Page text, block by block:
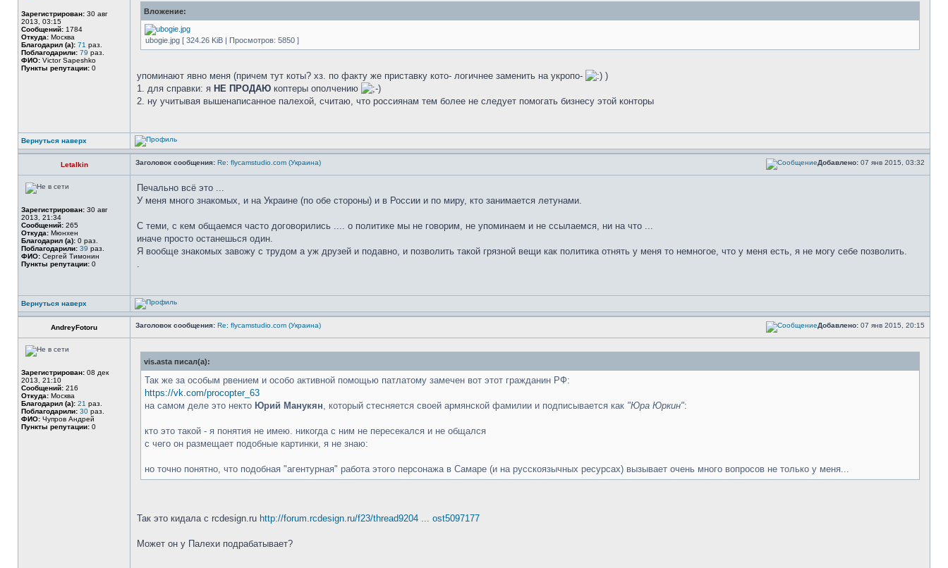
Зарегистрирован: 30 авг
2013, 03:15
Сообщений: 1784
Откуда: Москва
Благодарил (а): 71 раз.
Поблагодарили: 79 раз.
ФИО: Victor Sapeshko
Пункты репутации: 0
Вложение:
ubogie.jpg [ 324.26 KiB | Просмотров: 5850 ]
упоминают явно меня (причем тут коты? хз. по факту же приставку кото- логичнее заменить на укропо-
)
1. для справки: я НЕ ПРОДАЮ коптеры ополчению
2. ну учитывая вышенаписанное палехой, считаю, что россиянам тем более не следует помогать бизнесу этой конторы
Вернуться наверх
Letalkin Заголовок сообщения: Re: flycamstudio.com (Украина) Добавлено: 07 янв 2015, 03:32
Зарегистрирован: 30 авг
2013, 21:34
Сообщений: 265
Откуда: Мюнхен
Благодарил (а): 0 раз.
Поблагодарили: 39 раз.
ФИО: Сергей Тимонин
Пункты репутации: 0
Печально всё это ...
У меня много знакомых, и на Украине (по обе стороны) и в России и по миру, кто занимается летунами.
С теми, с кем общаемся часто договорились .... о политике мы не говорим, не упоминаем и не ссылаемся, ни на что ...
иначе просто останешься один.
Я вообще знакомых завожу с трудом а уж друзей и подавно, и позволить такой грязной вещи как политика отнять у меня то немногое, что у меня есть, я не могу себе позволить.
.
Вернуться наверх
AndreyFotoru Заголовок сообщения: Re: flycamstudio.com (Украина) Добавлено: 07 янв 2015, 20:15
Зарегистрирован: 08 дек
2013, 21:10
Сообщений: 216
Откуда: Москва
Благодарил (а): 21 раз.
Поблагодарили: 30 раз.
ФИО: Чупров Андрей
Пункты репутации: 0
vis.asta писал(а):
Так же за особым рвением и особо активной помощью патлатому замечен вот этот гражданин РФ:
https://vk.com/procopter_63
на самом деле это некто Юрий Манукян, который стесняется своей армянской фамилии и подписывается как "Юра Юркин":
кто это такой - я понятия не имею. никогда с ним не пересекался и не общался
с чего он размещает подобные картинки, я не знаю:
но точно понятно, что подобная "агентурная" работа этого персонажа в Самаре (и на русскоязычных ресурсах) вызывает очень много вопросов не только у меня...
Так это кидала с rcdesign.ru http://forum.rcdesign.ru/f23/thread9204 ... ost5097177
Может он у Палехи подрабатывает?